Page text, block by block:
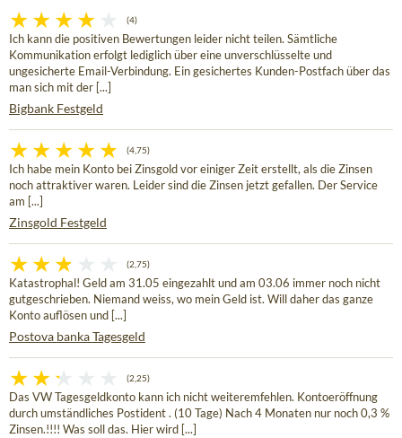
(4)
Ich kann die positiven Bewertungen leider nicht teilen. Sämtliche
Kommunikation erfolgt lediglich über eine unverschlüsselte und
ungesicherte Email-Verbindung. Ein gesichertes Kunden-Postfach über das
man sich mit der [...]
Bigbank Festgeld
(4,75)
Ich habe mein Konto bei Zinsgold vor einiger Zeit erstellt, als die Zinsen
noch attraktiver waren. Leider sind die Zinsen jetzt gefallen. Der Service
am [...]
Zinsgold Festgeld
(2,75)
Katastrophal! Geld am 31.05 eingezahlt und am 03.06 immer noch nicht
gutgeschrieben. Niemand weiss, wo mein Geld ist. Will daher das ganze
Konto auflösen und [...]
Postova banka Tagesgeld
(2,25)
Das VW Tagesgeldkonto kann ich nicht weiteremfehlen. Kontoeröffnung
durch umständliches Postident . (10 Tage) Nach 4 Monaten nur noch 0,3 %
Zinsen.!!!! Was soll das. Hier wird [...]